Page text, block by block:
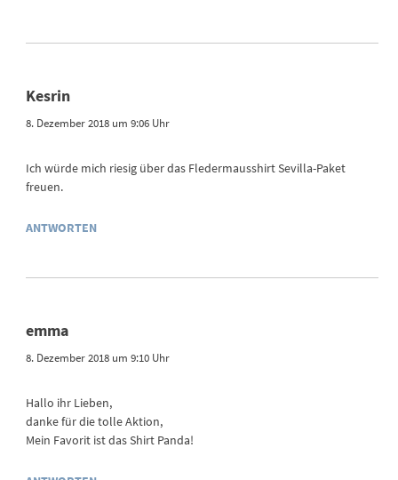
Kesrin
8. Dezember 2018 um 9:06 Uhr
Ich würde mich riesig über das Fledermausshirt Sevilla-Paket
freuen.
ANTWORTEN
emma
8. Dezember 2018 um 9:10 Uhr
Hallo ihr Lieben,
danke für die tolle Aktion,
Mein Favorit ist das Shirt Panda!